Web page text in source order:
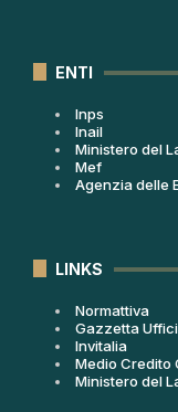
ENTI
Inps
Inail
Ministero del
Mef
Agenzia delle
LINKS
Normattiva
Gazzetta
Invitalia
Medio Credito
Ministero del